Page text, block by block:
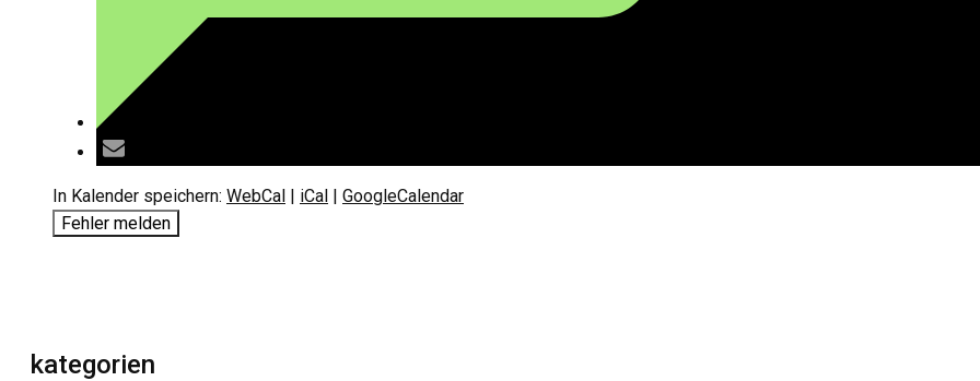
In Kalender speichern: WebCal | iCal | GoogleCalendar
Fehler melden
kategorien